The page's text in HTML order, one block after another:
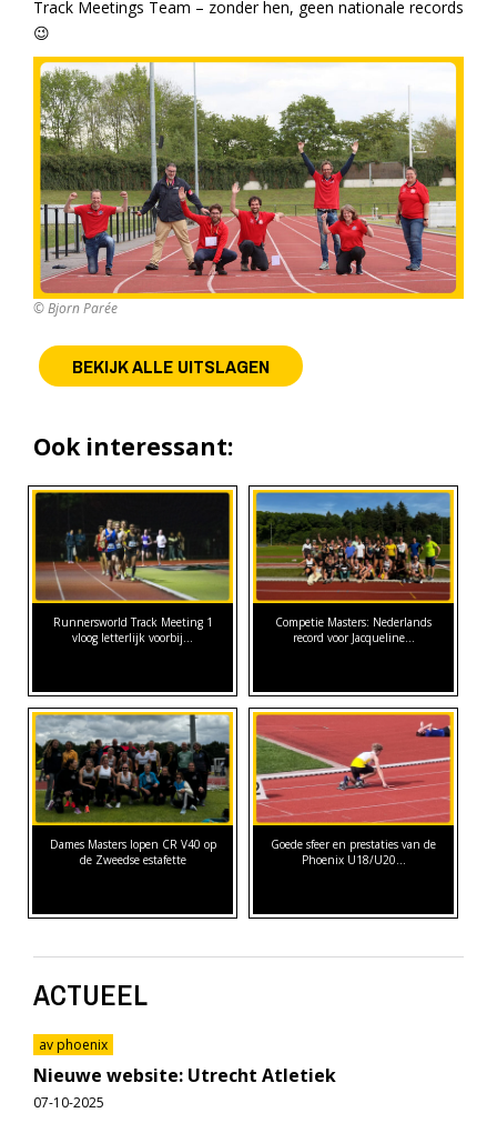
Track Meetings Team – zonder hen, geen nationale records
😉
© Bjorn Parée
BEKIJK ALLE UITSLAGEN
Ook interessant:
Runnersworld Track Meeting 1
vloog letterlijk voorbij...
Competie Masters: Nederlands
record voor Jacqueline…
Dames Masters lopen CR V40 op
de Zweedse estafette
Goede sfeer en prestaties van de
Phoenix U18/U20…
ACTUEEL
av phoenix
Nieuwe website: Utrecht Atletiek
07-10-2025